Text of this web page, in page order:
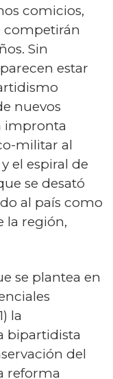
comicios,
competirán
Sin
estar
nuevos
impronta
militar al
el espiral de
se desató
al país como
la región,
se plantea en
la
bipartidista
del
reforma